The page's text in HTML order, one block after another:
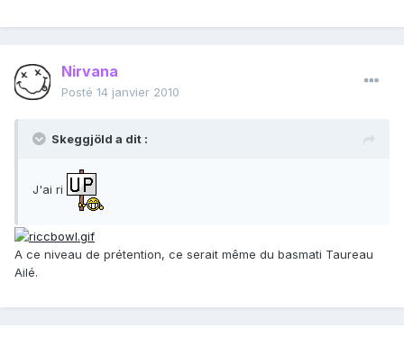
Nirvana
Posté 14 janvier 2010
Skeggjöld a dit :
J'ai ri
A ce niveau de prétention, ce serait même du basmati Taureau
Ailé.